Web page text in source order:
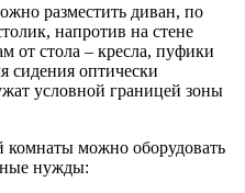
разместить диван, по
напротив на стене
от стола – кресла, пуфики
сидения оптически
условной границей зоны
комнаты можно оборудовать
нужды: